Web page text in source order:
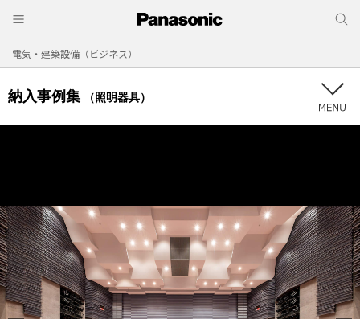
電気・建築設備（ビジネス）
納入事例集 （照明器具）